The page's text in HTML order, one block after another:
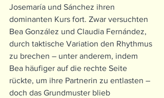
Josemaría und Sánchez ihren
dominanten Kurs fort. Zwar versuchten
Bea González und Claudia Fernández,
durch taktische Variation den Rhythmus
zu brechen – unter anderem, indem
Bea häufiger auf die rechte Seite
rückte, um ihre Partnerin zu entlasten –
doch das Grundmuster blieb